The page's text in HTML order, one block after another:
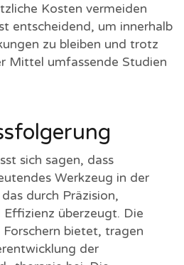
Kosten vermeiden
entscheidend, um innerhalb
zu bleiben und trotz
Mittel umfassende Studien
sich sagen, dass
Werkzeug in der
durch Präzision,
überzeugt. Die
bietet, tragen
der